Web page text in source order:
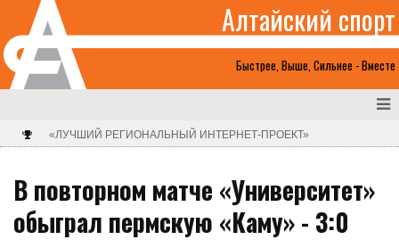
Быстрее, Выше, Сильнее - Вместе
Алтайский спорт
«ЛУЧШИЙ РЕГИОНАЛЬНЫЙ ИНТЕРНЕТ-ПРОЕКТ»
В повторном матче «Университет»
обыграл пермскую «Каму» - 3:0